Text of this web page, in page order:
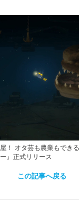
！ オタ芸も農業もでき
』正式リリース
この記事へ戻る